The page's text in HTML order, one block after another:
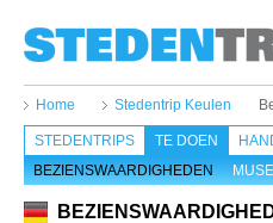
Home Stedentrip Keulen
STEDENTRIPS
TE DOEN
BEZIENSWAARDIGHEDEN